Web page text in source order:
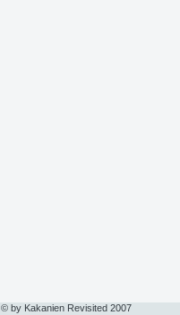
© by Kakanien Revisited 2007